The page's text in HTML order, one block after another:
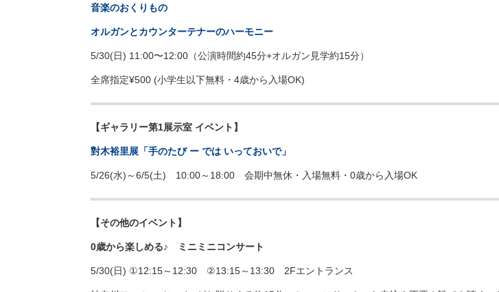
音楽のおくりもの
オルガンとカウンターテナーのハーモニー
5/30(日) 11:00〜12:00（公演時間約45分+オルガン見学約15分）
全席指定¥500 (小学生以下無料・4歳から入場OK)
【ギャラリー第1展示室 イベント】
對木裕里展「手のたび ー では いっておいで」
5/26(水)～6/5(土) 10:00～18:00 会期中無休・入場無料・0歳から入場OK
【その他のイベント】
0歳から楽しめる♪ ミニミニコンサート
5/30(日) ①12:15～12:30 ②13:15～13:30 2Fエントランス